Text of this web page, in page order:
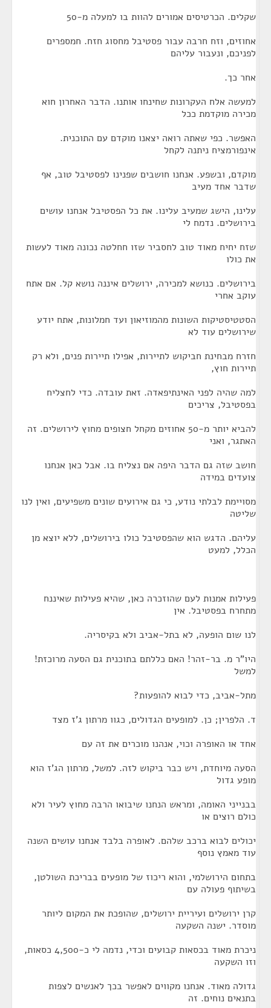
שקלים. הכרטיסים אמורים להוות בו למעלה מ-50
אחוזים, וזח חרבה עבור פסטיבל מחסוג חזח. חמספרים
לפניכם, ונעבור עליהם
אחר כך.
למעשה אלח העקרונות שחינחו אותנו. הדבר האחרון חוא
מכירה מוקדמת ככל
האפשר. כפי שאתה רואה יצאנו מוקדם עם התוכנית.
אינפורמציח ניתנה לקחל
מוקדם, ובשפע. אנחנו חושבים שפנינו לפסטיבל טוב, אף
שדבר אחד מעיב
עלינו, הישג שמעיב עלינו. את כל הפסטיבל אנחנו עושים
בירושלים. נדמח לי
שזח יחיח מאוד טוב לחסביר שזו חחלטה נכונה מאוד לעשות
את כולו
בירושלים. כנושא למכירה, ירושלים איננה נושא קל. אם אתח
עוקב אחרי
הסטטיסטיקות השונות מהמוזיאון ועד חמלונות, אתח יודע
שירושלים עוד לא
חזרח מבחינת חביקוש לתיירות, אפילו תיירות פנים, ולא רק
תיירות חוץ,
למה שהיה לפני האינתיפאדה. זאת עובדה. כדי לחצליח
בפסטיבל, צריכים
להביא יותר מ-50 אחוזים מקחל חצופים מחוץ לירושלים. זה
האתגר, ואני
חושב שזה גם הדבר היפה אם נצליח בו. אבל כאן אנחנו
צועדים במידה
מסויימת לבלתי נודע, כי גם אירועים שונים משפיעים, ואין לנו
שליטה
עליהם. הדגש הוא שהפסטיבל כולו בירושלים, ללא יוצא מן
הכלל, למעט
פעילות אמנות לעם שהוזכרה כאן, שהיא פעילות שאיננח
מתחרח בפסטיבל. אין
לנו שום הופעה, לא בתל-אביב ולא בקיסריה.
היו"ר מ. בר-זהר! האם כללתם בתוכנית גם הסעה מרוכזת!
למשל
מתל-אביב, כדי לבוא להופעות?
ד. הלפרין; כן. למופעים הגדולים, כגוו מרתון ג'ז מצד
אחד או האופרה וכוי, אנהנו מוכרים את זה עם
הסעה מיוחדת, ויש כבר ביקוש לזה. למשל, מרתון הג'ז הוא
מופע גדול
בבנייני האומה, ומראש הנחנו שיבואו הרבה מחוץ לעיר ולא
כולם רוצים או
יכולים לבוא ברכב שלהם. לאופרה בלבד אנחנו עושים השנה
עוד מאמץ נוסף
בתחום הירושלמי, והוא ריכוז של מופעים בבריכת השולטן,
בשיתוף פעולה עם
קרן ירושלים ועיריית ירושלים, שהופכת את המקום ליותר
מוסדר. ישנה השקעה
ניכרת מאוד בכסאות קבועים וכדי, נדמה לי כ-4,500 כסאות,
וזו השקעה
גדולה מאוד. אנחנו מקווים לאפשר בכך לאנשים לצפות
בתנאים נוחים. זה